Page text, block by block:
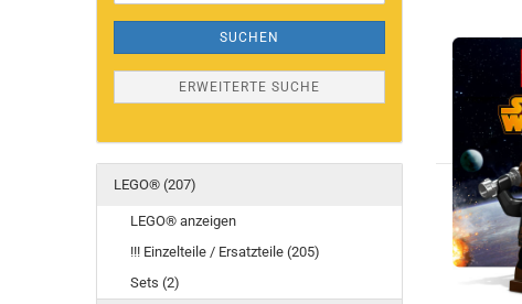
SUCHEN
ERWEITERTE SUCHE
LEGO® (207)
LEGO® anzeigen
!!! Einzelteile / Ersatzteile (205)
Sets (2)